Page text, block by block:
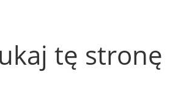
tę stronę